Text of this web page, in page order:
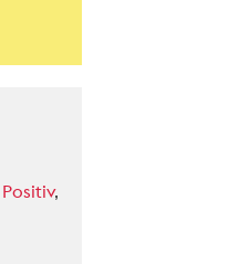
Positiv,